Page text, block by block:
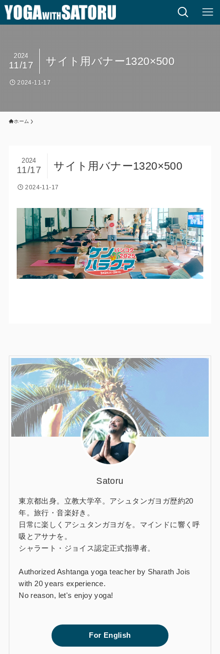
サイト用バナー1320×500
2024
11/17
2024-11-17
ホーム
サイト用バナー1320×500
2024
11/17
2024-11-17
Satoru
東京都出身。立教大学卒。アシュタンガヨガ歴約20
年。旅行・音楽好き。
日常に楽しくアシュタンガヨガを。マインドに響く呼
吸とアサナを。
シャラート・ジョイス認定正式指導者。
Authorized Ashtanga yoga teacher by Sharath Jois
with 20 years experience.
No reason, let's enjoy yoga!
For English